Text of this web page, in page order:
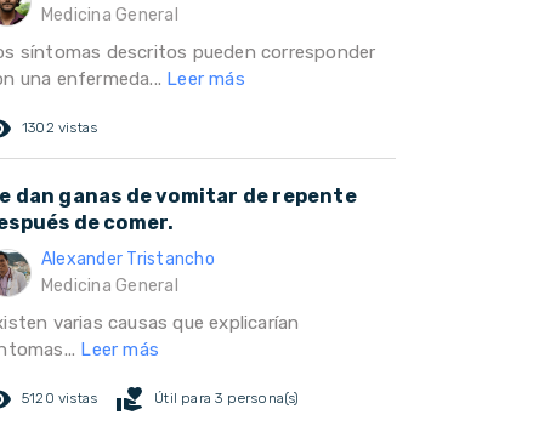
Medicina General
síntomas descritos pueden corresponder
una enfermeda... Leer más
1302 vistas
dan ganas de vomitar de repente
de comer.
Alexander Tristancho
Medicina General
varias causas que explicarían
Leer más
5120 vistas volunteer_activism Útil para 3 persona(s)